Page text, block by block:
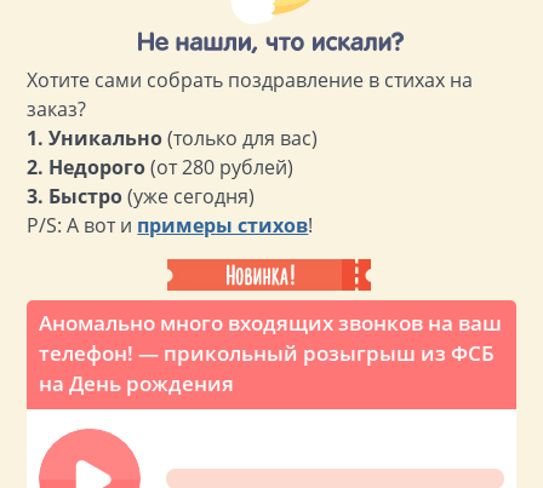
Аномально много входящих звонков на ваш
телефон! — прикольный розыгрыш из ФСБ
на День рождения
Хотите сами собрать поздравление в стихах на
заказ?
1. Уникально(только для вас)
2. Недорого(от 280 рублей)
3. Быстро(уже сегодня)
P/S: А вот и примеры стихов!